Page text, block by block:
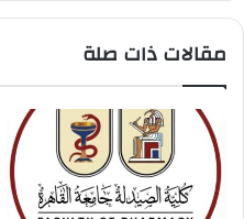
والرياضة
مقالات ذات صلة